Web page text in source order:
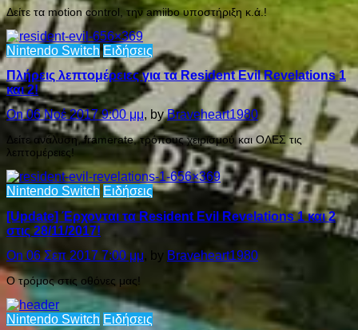
Δείτε τα motion control, την amiibo υποστήριξη κ.ά.!
Nintendo Switch Ειδήσεις
Πλήρεις λεπτομέρειες για τα Resident Evil Revelations 1
και 2!
On 06 Νοέ 2017 9:00 μμ, byBraveheart1980
Δείτε ανάλυση, framerate, τρόπους χειρισμού και ΟΛΕΣ τις
λεπτομέρειες!
Nintendo Switch Ειδήσεις
[Update] Έρχονται τα Resident Evil Revelations 1 και 2
στις 28/11/2017!
On 06 Σεπ 2017 7:00 μμ, by Braveheart1980
Ο τρόμος στις οθόνες μας!
Nintendo Switch Ειδήσεις